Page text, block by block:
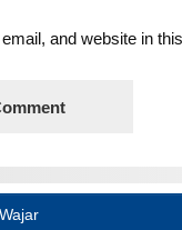
and website in